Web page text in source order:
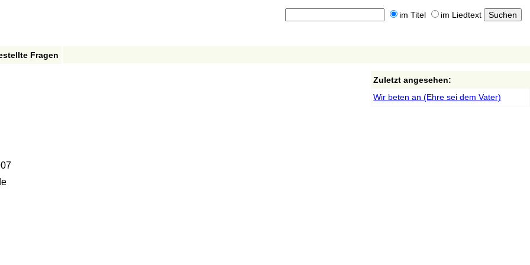
im Titel im Liedtext
Fragen
Zuletzt angesehen:
Wir beten an (Ehre sei dem Vater)